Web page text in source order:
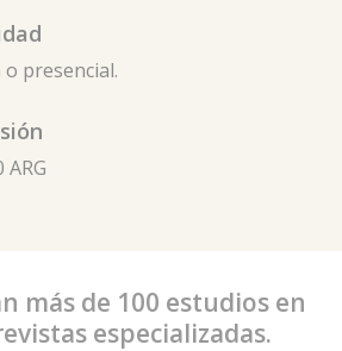
o presencial.
ARG
más de 100 estudios en
especializadas.